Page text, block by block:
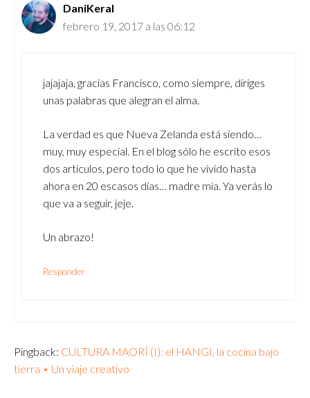
DaniKeral
febrero 19, 2017 a las 06:12
jajajaja, gracias Francisco, como siempre, diriges
unas palabras que alegran el alma.
La verdad es que Nueva Zelanda está siendo…
muy, muy especial. En el blog sólo he escrito esos
dos artículos, pero todo lo que he vivido hasta
ahora en 20 escasos días… madre mía. Ya verás lo
que va a seguir, jeje.
Un abrazo!
Responder
Pingback: CULTURA MAORÍ (I): el HANGI, la cocina bajo
tierra ⋆ Un viaje creativo